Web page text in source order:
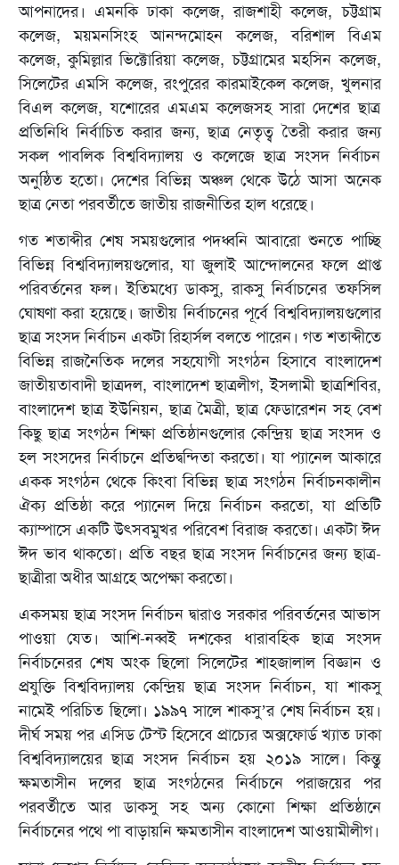
আপনাদের। এমনকি ঢাকা কলেজ, রাজশাহী কলেজ, চট্টগ্রাম
কলেজ, ময়মনসিংহ আনন্দমোহন কলেজ, বরিশাল বিএম
কলেজ, কুমিল্লার ভিক্টোরিয়া কলেজ, চট্টগ্রামের মহসিন কলেজ,
সিলেটের এমসি কলেজ, রংপুরের কারমাইকেল কলেজ, খুলনার
বিএল কলেজ, যশোরের এমএম কলেজসহ সারা দেশের ছাত্র
প্রতিনিধি নির্বাচিত করার জন্য, ছাত্র নেতৃত্ব তৈরী করার জন্য
সকল পাবলিক বিশ্ববিদ্যালয় ও কলেজে ছাত্র সংসদ নির্বাচন
অনুষ্ঠিত হতো। দেশের বিভিন্ন অঞ্চল থেকে উঠে আসা অনেক
ছাত্র নেতা পরবর্তীতে জাতীয় রাজনীতির হাল ধরেছে।
গত শতাব্দীর শেষ সময়গুলোর পদধ্বনি আবারো শুনতে পাচ্ছি
বিভিন্ন বিশ্ববিদ্যালয়গুলোর, যা জুলাই আন্দোলনের ফলে প্রাপ্ত
পরিবর্তনের ফল। ইতিমধ্যে ডাকসু, রাকসু নির্বাচনের তফসিল
ঘোষণা করা হয়েছে। জাতীয় নির্বাচনের পূর্বে বিশ্ববিদ্যালয়গুলোর
ছাত্র সংসদ নির্বাচন একটা রিহার্সল বলতে পারেন। গত শতাব্দীতে
বিভিন্ন রাজনৈতিক দলের সহযোগী সংগঠন হিসাবে বাংলাদেশ
জাতীয়তাবাদী ছাত্রদল, বাংলাদেশ ছাত্রলীগ, ইসলামী ছাত্রশিবির,
বাংলাদেশ ছাত্র ইউনিয়ন, ছাত্র মৈত্রী, ছাত্র ফেডারেশন সহ বেশ
কিছু ছাত্র সংগঠন শিক্ষা প্রতিষ্ঠানগুলোর কেন্দ্রিয় ছাত্র সংসদ ও
হল সংসদের নির্বাচনে প্রতিদ্বন্দিতা করতো। যা প্যানেল আকারে
একক সংগঠন থেকে কিংবা বিভিন্ন ছাত্র সংগঠন নির্বাচনকালীন
ঐক্য প্রতিষ্ঠা করে প্যানেল দিয়ে নির্বাচন করতো, যা প্রতিটি
ক্যাম্পাসে একটি উৎসবমুখর পরিবেশ বিরাজ করতো। একটা ঈদ
ঈদ ভাব থাকতো। প্রতি বছর ছাত্র সংসদ নির্বাচনের জন্য ছাত্র-
ছাত্রীরা অধীর আগ্রহে অপেক্ষা করতো।
একসময় ছাত্র সংসদ নির্বাচন দ্বারাও সরকার পরিবর্তনের আভাস
পাওয়া যেত। আশি-নব্বই দশকের ধারাবহিক ছাত্র সংসদ
নির্বাচনেরর শেষ অংক ছিলো সিলেটের শাহজালাল বিজ্ঞান ও
প্রযুক্তি বিশ্ববিদ্যালয় কেন্দ্রিয় ছাত্র সংসদ নির্বাচন, যা শাকসু
নামেই পরিচিত ছিলো। ১৯৯৭ সালে শাকসু’র শেষ নির্বাচন হয়।
দীর্ঘ সময় পর এসিড টেস্ট হিসেবে প্রাচ্যের অক্সফোর্ড খ্যাত ঢাকা
বিশ্ববিদ্যালয়ের ছাত্র সংসদ নির্বাচন হয় ২০১৯ সালে। কিন্তু
ক্ষমতাসীন দলের ছাত্র সংগঠনের নির্বাচনে পরাজয়ের পর
পরবর্তীতে আর ডাকসু সহ অন্য কোনো শিক্ষা প্রতিষ্ঠানে
নির্বাচনের পথে পা বাড়ায়নি ক্ষমতাসীন বাংলাদেশ আওয়ামীলীগ।